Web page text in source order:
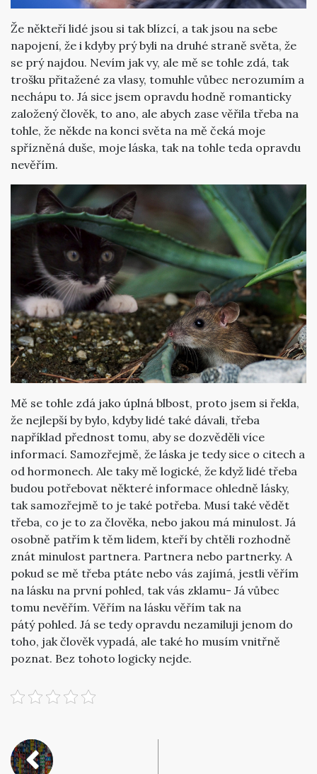
Že někteří lidé jsou si tak blízcí, a tak jsou na sebe
napojení, že i kdyby prý byli na druhé straně světa, že
se prý najdou. Nevím jak vy, ale mě se tohle zdá, tak
trošku přitažené za vlasy, tomuhle vůbec nerozumím a
nechápu to. Já sice jsem opravdu hodně romanticky
založený člověk, to ano, ale abych zase věřila třeba na
tohle, že někde na konci světa na mě čeká moje
spřízněná duše, moje láska, tak na tohle teda opravdu
nevěřím.
Mě se tohle zdá jako úplná blbost, proto jsem si řekla,
že nejlepší by bylo, kdyby lidé také dávali, třeba
například přednost tomu, aby se dozvěděli více
informací. Samozřejmě, že láska je tedy sice o citech a
od hormonech. Ale taky mě logické, že když lidé třeba
budou potřebovat některé informace ohledně lásky,
tak samozřejmě to je také potřeba. Musí také vědět
třeba, co je to za člověka, nebo jakou má minulost. Já
osobně patřím k těm lidem, kteří by chtěli rozhodně
znát minulost partnera. Partnera nebo partnerky. A
pokud se mě třeba ptáte nebo vás zajímá, jestli věřím
na lásku na první pohled, tak vás zklamu- Já vůbec
tomu nevěřím. Věřím na lásku věřím tak na
pátý pohled. Já se tedy opravdu nezamiluji jenom do
toho, jak člověk vypadá, ale také ho musím vnitřně
poznat. Bez tohoto logicky nejde.